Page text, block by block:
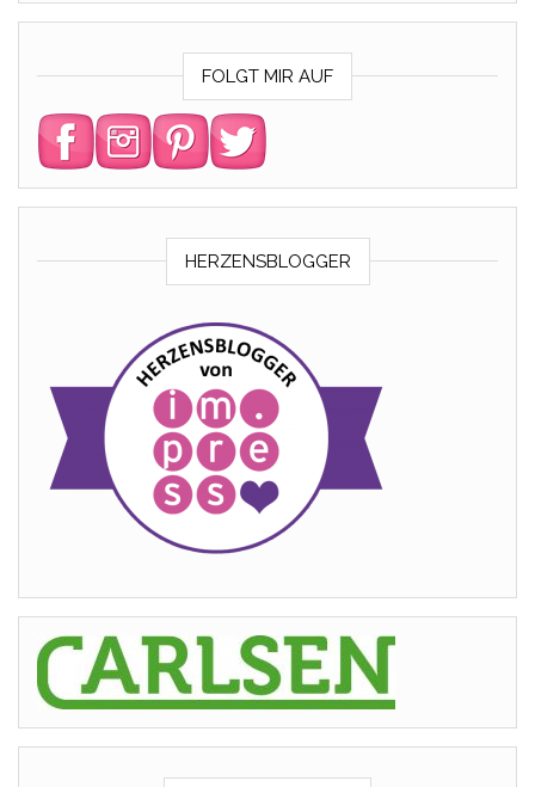
FOLGT MIR AUF
HERZENSBLOGGER